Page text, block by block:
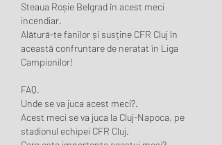
Steaua Roșie Belgrad în acest meci
incendiar.
Alătură-te fanilor și susține CFR Cluj în
această confruntare de neratat în Liga
Campionilor!
FAQ.
Unde se va juca acest meci?.
Acest meci se va juca la Cluj-Napoca, pe
stadionul echipei CFR Cluj.